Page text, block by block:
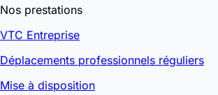
Nos prestations
VTC Entreprise
Déplacements professionnels réguliers
Mise à disposition